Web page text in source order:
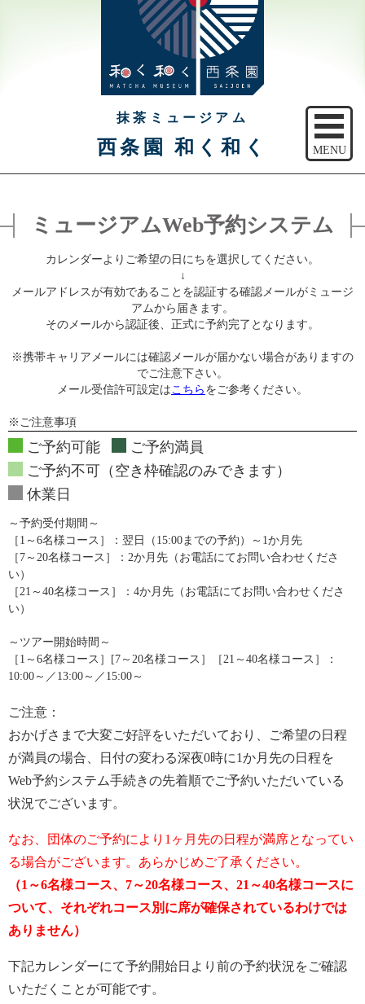
抹茶ミュージアム
西条園 和く和く MENU
ご予約
アクセス
注意事項
ミュージアムWeb予約システム
カレンダーよりご希望の日にちを選択してください。
↓
メールアドレスが有効であることを認証する確認メールがミュージ
アムから届きます。
そのメールから認証後、正式に予約完了となります。
※携帯キャリアメールには確認メールが届かない場合がありますの
でご注意下さい。
メール受信許可設定はこちら をご参考ください。
※ご注意事項
ご予約可能
ご予約満員
ご予約不可（空き枠確認のみできます）
休業日
～予約受付期間～
［1～6名様コース］：翌日（15:00までの予約）～1か月先
［7～20名様コース］：2か月先（お電話にてお問い合わせくださ
い）
［21～40名様コース］：4か月先（お電話にてお問い合わせくださ
い）
～ツアー開始時間～
［1～6名様コース］[7～20名様コース］［21～40名様コース］：
10:00～／13:00～／15:00～
ご注意：
おかげさまで大変ご好評をいただいており、ご希望の日程
が満員の場合、日付の変わる深夜0時に1か月先の日程を
Web予約システム手続きの先着順でご予約いただいている
状況でございます。
なお、団体のご予約により1ヶ月先の日程が満席となってい
る場合がございます。あらかじめご了承ください。
（1～6名様コース、7～20名様コース、21～40名様コースに
ついて、それぞれコース別に席が確保されているわけでは
ありません）
下記カレンダーにて予約開始日より前の予約状況をご確認
いただくことが可能です。